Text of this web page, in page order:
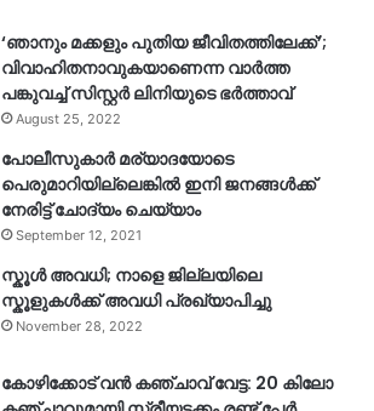
‘ഞാനും മക്കളും പുതിയ ജീവിതത്തിലേക്ക്’;
വിവാഹിതനാവുകയാണെന്ന വാർത്ത
പങ്കുവച്ച് സിസ്റ്റർ ലിനിയുടെ ഭർത്താവ്
August 25, 2022
പോലീസുകാര്‍ മര്യാദയോടെ
പെരുമാറിയില്ലെങ്കില്‍ ഇനി ജനങ്ങള്‍ക്ക്
നേരിട്ട് ചോദ്യം ചെയ്യാം
September 12, 2021
സ്കൂൾ അവധി; നാളെ ജില്ലയിലെ
സ്കൂളുകൾക്ക് അവധി പ്രഖ്യാപിച്ചു
November 28, 2022
കോഴിക്കോട് വൻ കഞ്ചാവ് വേട്ട: 20 കിലോ